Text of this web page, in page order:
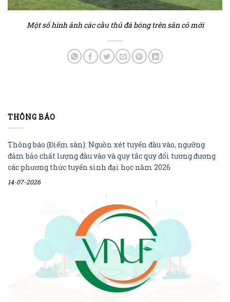
Một số hình ảnh các cầu thủ đá bóng trên sân cỏ mới
THÔNG BÁO
Thông báo (Điểm sàn): Nguồn xét tuyển đầu vào, ngưỡng
đảm bảo chất lượng đầu vào và quy tắc quy đổi tương đương
các phương thức tuyển sinh đại học năm 2026
14-07-2026